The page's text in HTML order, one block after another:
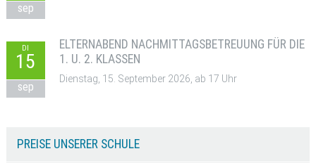
sep
DI
15
sep
ELTERNABEND NACHMITTAGSBETREUUNG FÜR DIE
1. U. 2. KLASSEN
Dienstag, 15. September 2026, ab 17 Uhr
PREISE UNSERER SCHULE